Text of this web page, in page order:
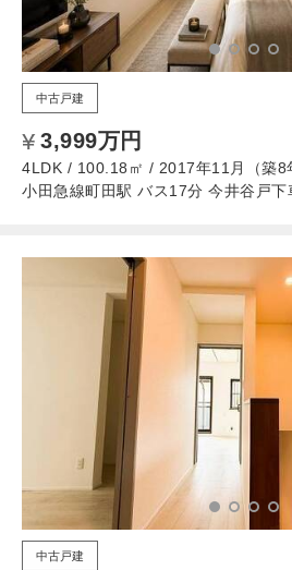
中古戸建
3,999万円
4LDK / 100.18㎡ / 2017年11月（築8
小田急線町田駅 バス17分 今井谷戸下
中古戸建